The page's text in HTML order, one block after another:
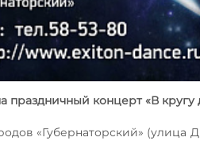
праздничный концерт «В кругу
«Губернаторский» (улица